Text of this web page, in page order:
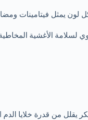
لون يمثل فيتامينات
من قدرة خلايا الدم